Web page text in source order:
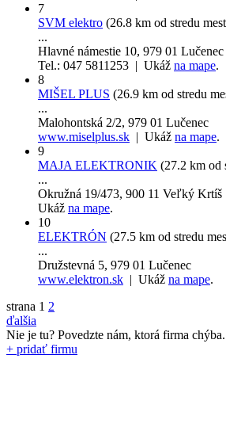
7
SVM elektro (26.8 km od stredu
...
Hlavné námestie 10, 979 01 Lučenec
Tel.: 047 5811253 | Ukáž na mape.
8
MIŠEL PLUS (26.9 km od stredu
...
Malohontská 2/2, 979 01 Lučenec
www.miselplus.sk | Ukáž na mape.
9
MAJA ELEKTRONIK (27.2 km od
...
Okružná 19/473, 900 11 Veľký Krtíš
Ukáž na mape.
10
ELEKTRÓN (27.5 km od stredu
...
Družstevná 5, 979 01 Lučenec
www.elektron.sk | Ukáž na mape.
strana 1 2
ďalšia
Nie je tu? Povedzte nám, ktorá firma chýba.
+ pridať firmu